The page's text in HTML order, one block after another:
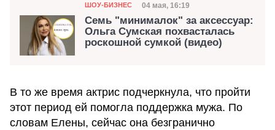
Категория
ШОУ-БИЗНЕС Дата публикации
04 мая, 16:19
Семь "минималок" за аксессуар:
Ольга Сумская похвасталась
роскошной сумкой (видео)
В то же время актрис подчеркнула, что пройти
этот период ей помогла поддержка мужа. По
словам Елены, сейчас она безгранично